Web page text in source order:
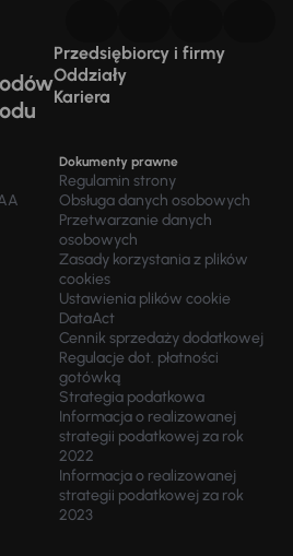
Przedsiębiorcy i firmy
Oddziały
Kariera
Dokumenty prawne
Regulamin strony
Obsługa danych osobowych
Przetwarzanie danych
osobowych
Zasady korzystania z plików
cookies
Ustawienia plików cookie
DataAct
Cennik sprzedaży dodatkowej
Regulacje dot. płatności
gotówką
Strategia podatkowa
Informacja o realizowanej
strategii podatkowej za rok
2022
Informacja o realizowanej
strategii podatkowej za rok
2023